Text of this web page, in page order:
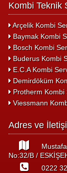
Kombi Teknik
Arçelik Kombi
Baymak Kombi
Bosch Kombi
Buderus Kombi
E.C.A Kombi
Demirdöküm
Protherm Kombi
Viessmann
Adres ve
No:32/B /
0222